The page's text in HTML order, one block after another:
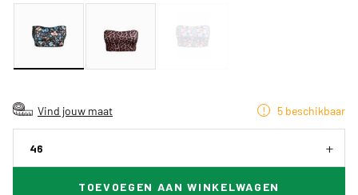
Vind jouw maat 5 beschikbaar
46
TOEVOEGEN AAN WINKELWAGEN